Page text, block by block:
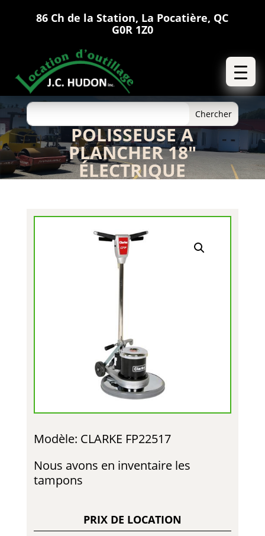
86 Ch de la Station, La Pocatière, QC
G0R 1Z0
POLISSEUSE A
PLANCHER 18″
ÉLECTRIQUE
Modèle: CLARKE FP22517
Nous avons en inventaire les
tampons
PRIX DE LOCATION